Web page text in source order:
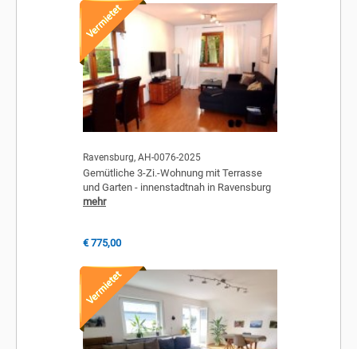
Ravensburg, AH-0076-2025
Gemütliche 3-Zi.-Wohnung mit Terrasse
und Garten - innenstadtnah in Ravensburg
mehr
€ 775,00